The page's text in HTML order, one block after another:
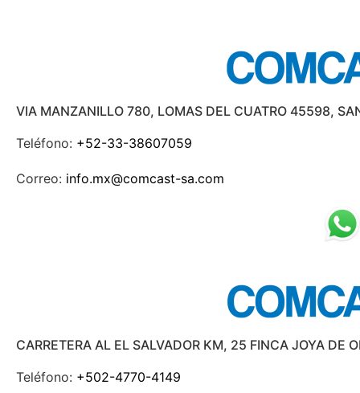
VIA MANZANILLO 780, LOMAS DEL CUATRO 45598,
Teléfono: +52-33-38607059
Correo: info.mx@comcast-sa.com
CARRETERA AL EL SALVADOR KM, 25 FINCA JOYA DE
Teléfono: +502-4770-4149